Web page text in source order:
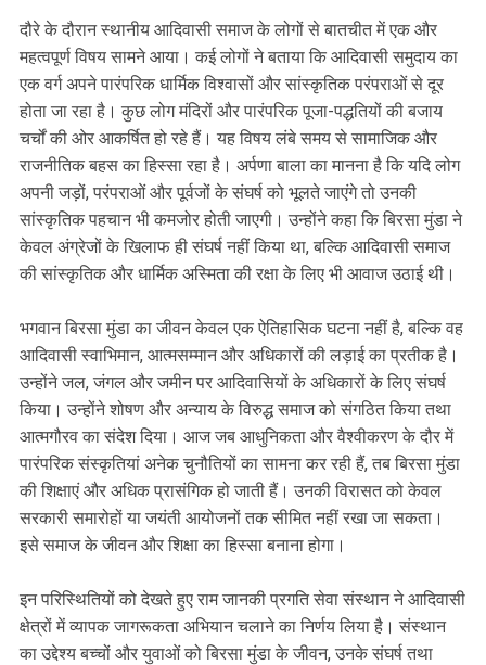
दौरे के दौरान स्थानीय आदिवासी समाज के लोगों से बातचीत में एक और
महत्वपूर्ण विषय सामने आया। कई लोगों ने बताया कि आदिवासी समुदाय का
एक वर्ग अपने पारंपरिक धार्मिक विश्वासों और सांस्कृतिक परंपराओं से दूर
होता जा रहा है। कुछ लोग मंदिरों और पारंपरिक पूजा-पद्धतियों की बजाय
चर्चों की ओर आकर्षित हो रहे हैं। यह विषय लंबे समय से सामाजिक और
राजनीतिक बहस का हिस्सा रहा है। अर्पणा बाला का मानना है कि यदि लोग
अपनी जड़ों, परंपराओं और पूर्वजों के संघर्ष को भूलते जाएंगे तो उनकी
सांस्कृतिक पहचान भी कमजोर होती जाएगी। उन्होंने कहा कि बिरसा मुंडा ने
केवल अंग्रेजों के खिलाफ ही संघर्ष नहीं किया था, बल्कि आदिवासी समाज
की सांस्कृतिक और धार्मिक अस्मिता की रक्षा के लिए भी आवाज उठाई थी।
भगवान बिरसा मुंडा का जीवन केवल एक ऐतिहासिक घटना नहीं है, बल्कि वह
आदिवासी स्वाभिमान, आत्मसम्मान और अधिकारों की लड़ाई का प्रतीक है।
उन्होंने जल, जंगल और जमीन पर आदिवासियों के अधिकारों के लिए संघर्ष
किया। उन्होंने शोषण और अन्याय के विरुद्ध समाज को संगठित किया तथा
आत्मगौरव का संदेश दिया। आज जब आधुनिकता और वैश्वीकरण के दौर में
पारंपरिक संस्कृतियां अनेक चुनौतियों का सामना कर रही हैं, तब बिरसा मुंडा
की शिक्षाएं और अधिक प्रासंगिक हो जाती हैं। उनकी विरासत को केवल
सरकारी समारोहों या जयंती आयोजनों तक सीमित नहीं रखा जा सकता।
इसे समाज के जीवन और शिक्षा का हिस्सा बनाना होगा।
इन परिस्थितियों को देखते हुए राम जानकी प्रगति सेवा संस्थान ने आदिवासी
क्षेत्रों में व्यापक जागरूकता अभियान चलाने का निर्णय लिया है। संस्थान
का उद्देश्य बच्चों और युवाओं को बिरसा मुंडा के जीवन, उनके संघर्ष तथा